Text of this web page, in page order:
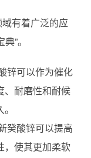
有着广泛的应
”。
锌可以作为催化
、耐磨性和耐候
癸酸锌可以提高
，使其更加柔软